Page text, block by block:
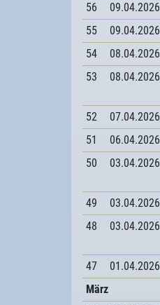
56
09.04.2026
55
09.04.2026
54
08.04.2026
53
08.04.2026
52 07.04.2026
51
06.04.2026
50
03.04.2026
49 03.04.2026
48
03.04.2026
47 01.04.2026
März